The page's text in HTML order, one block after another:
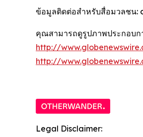
ข้อมูลติดต่อสำหรับสื่อมวลชน:
คุณสามารถดูรูปภาพประกอบก
http://
http://
Legal Disclaimer: